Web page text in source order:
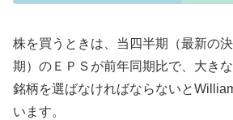
株を買うときは、当四半期（最新の
期）のＥＰＳが前年同期比で、大き
銘柄を選ばなければならないと
います。